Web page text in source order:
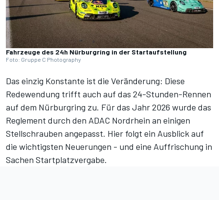
Fahrzeuge des 24h Nürburgring in der Startaufstellung
Foto: Gruppe C Photography
Das einzig Konstante ist die Veränderung: Diese
Redewendung trifft auch auf das 24-Stunden-Rennen
auf dem Nürburgring zu. Für das Jahr 2026 wurde das
Reglement durch den ADAC Nordrhein an einigen
Stellschrauben angepasst. Hier folgt ein Ausblick auf
die wichtigsten Neuerungen - und eine Auffrischung in
Sachen Startplatzvergabe.